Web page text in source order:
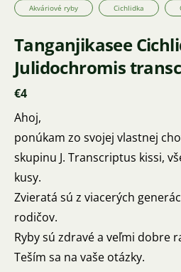
Akváriové ryby Cichlidka
Tanganjikasee
Julidochromis
€4
Ahoj,
ponúkam zo svojej vlastnej
skupinu J. Transcriptus kissi,
kusy.
Zvieratá sú z viacerých
rodičov.
Ryby sú zdravé a veľmi dobre
Teším sa na vaše otázky.